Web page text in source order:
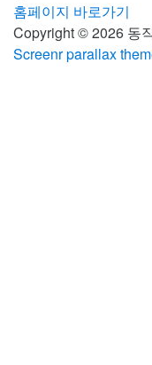
홈페이지 바로가기
Copyright © 2026 동
Screenr parallax